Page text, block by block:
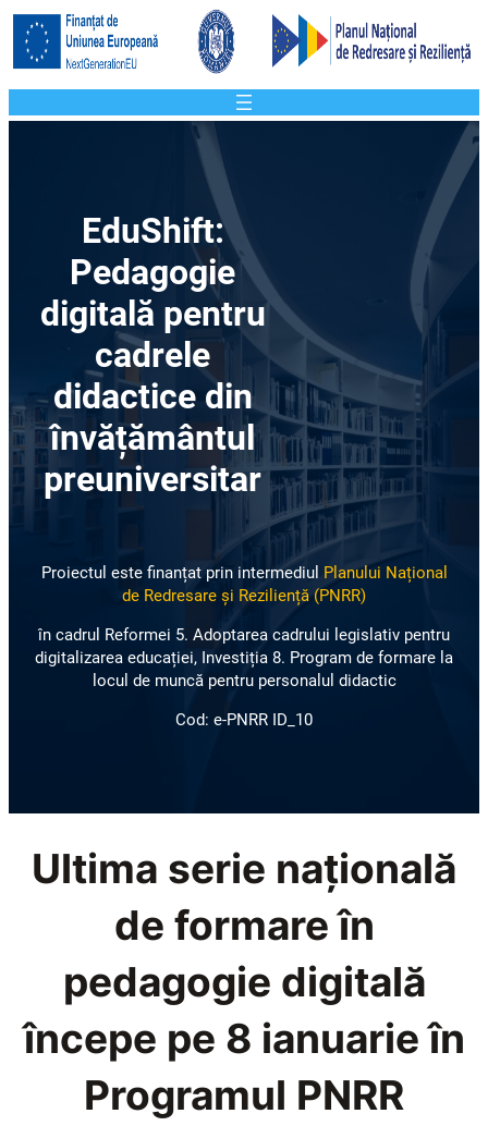
EduShift:
Pedagogie
digitală pentru
cadrele
didactice din
învățământul
preuniversitar
Proiectul este finanțat prin intermediul Planului Național
de Redresare și Reziliență (PNRR)
în cadrul Reformei 5. Adoptarea cadrului legislativ pentru
digitalizarea educației, Investiția 8. Program de formare la
locul de muncă pentru personalul didactic
Cod: e-PNRR ID_10
Ultima serie națională
de formare în
pedagogie digitală
începe pe 8 ianuarie în
Programul PNRR